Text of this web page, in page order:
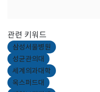
관련 키워드
삼성서울병원
성균관의대
세계의과대학
옥스퍼드대